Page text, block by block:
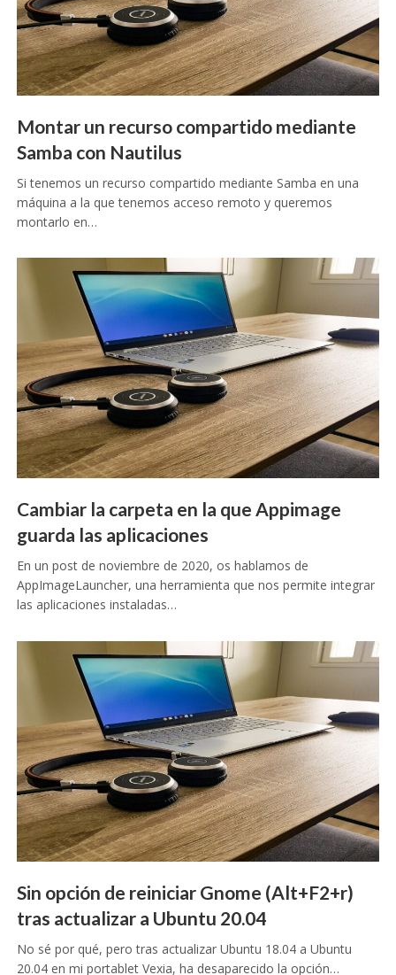
Montar un recurso compartido mediante
Samba con Nautilus
Si tenemos un recurso compartido mediante Samba en una
máquina a la que tenemos acceso remoto y queremos
montarlo en…
Cambiar la carpeta en la que Appimage
guarda las aplicaciones
En un post de noviembre de 2020, os hablamos de
AppImageLauncher, una herramienta que nos permite integrar
las aplicaciones instaladas…
Sin opción de reiniciar Gnome (Alt+F2+r)
tras actualizar a Ubuntu 20.04
No sé por qué, pero tras actualizar Ubuntu 18.04 a Ubuntu
20.04 en mi portablet Vexia, ha desaparecido la opción…